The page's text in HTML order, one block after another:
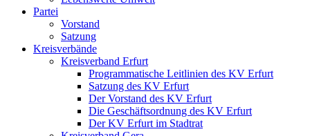
Partei
Vorstand
Satzung
Kreisverbände
Kreisverband Erfurt
Programmatische Leitlinien des KV Erfurt
Satzung des KV Erfurt
Der Vorstand des KV Erfurt
Die Geschäftsordnung des KV Erfurt
Der KV Erfurt im Stadtrat